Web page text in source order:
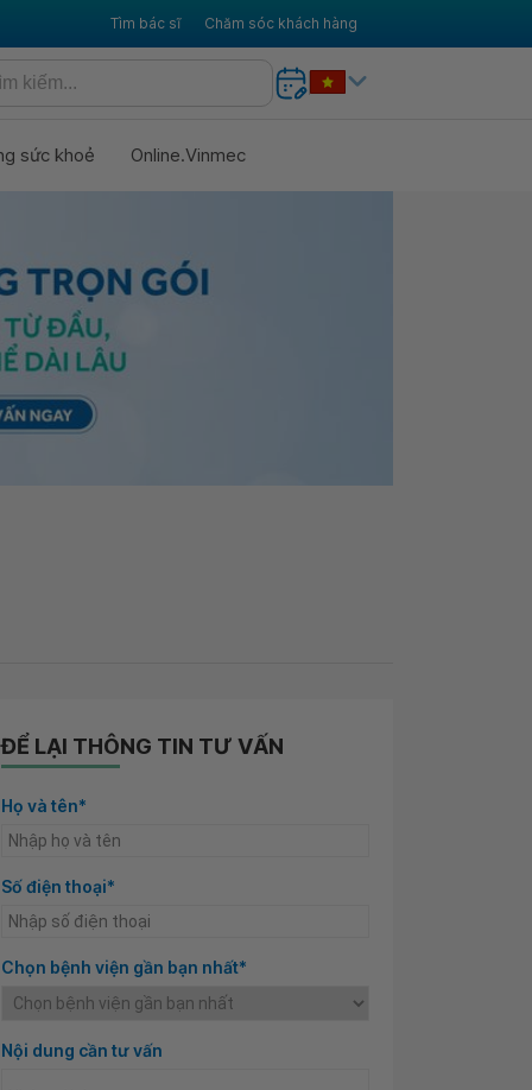
Tìm bác sĩ Chăm sóc khách hàng
sức khoẻ Online.Vinmec
ĐỂ LẠI THÔNG TIN TƯ VẤN
Họ và tên*
Số điện thoại*
Chọn bệnh viện gần bạn nhất*
Nội dung cần tư vấn